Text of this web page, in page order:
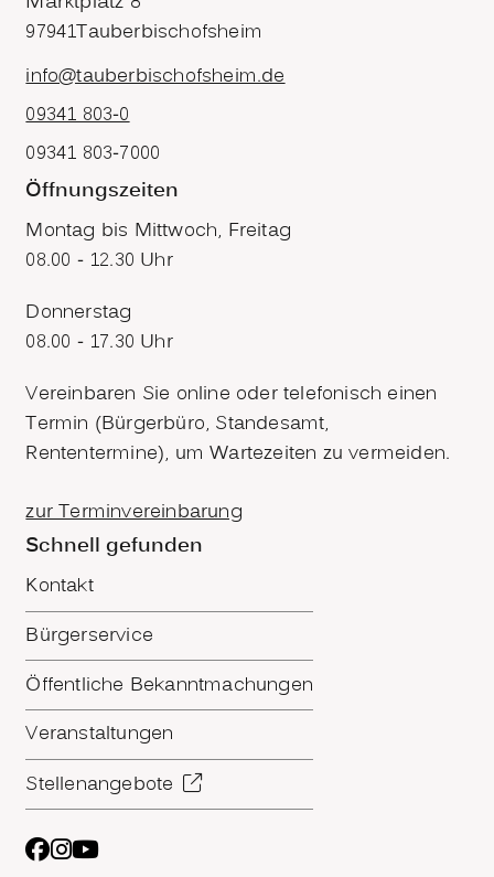
97941Tauberbischofsheim
info@tauberbischofsheim.de
09341 803-0
09341 803-7000
Öffnungszeiten
Montag bis Mittwoch, Freitag
08.00 - 12.30 Uhr
Donnerstag
08.00 - 17.30 Uhr
Vereinbaren Sie online oder telefonisch einen
Termin (Bürgerbüro, Standesamt,
Rententermine), um Wartezeiten zu vermeiden.
zur Terminvereinbarung
Schnell gefunden
Kontakt
Bürgerservice
Öffentliche Bekanntmachungen
Veranstaltungen
Stellenangebote